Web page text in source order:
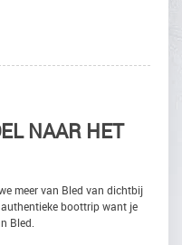
NAAR HET
meer van Bled van dichtbij
boottrip want je
Bled.